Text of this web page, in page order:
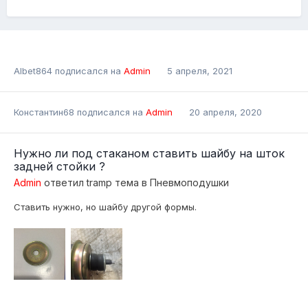
Albet864 подписался на Admin 5 апреля, 2021
Константин68 подписался на Admin 20 апреля, 2020
Нужно ли под стаканом ставить шайбу на шток
задней стойки ?
Admin ответилtramp тема в Пневмоподушки
Ставить нужно, но шайбу другой формы.